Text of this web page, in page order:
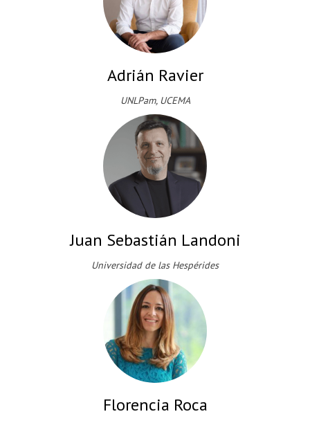
Adrián Ravier
UNLPam, UCEMA
Juan Sebastián Landoni
Universidad de las Hespérides
Florencia Roca